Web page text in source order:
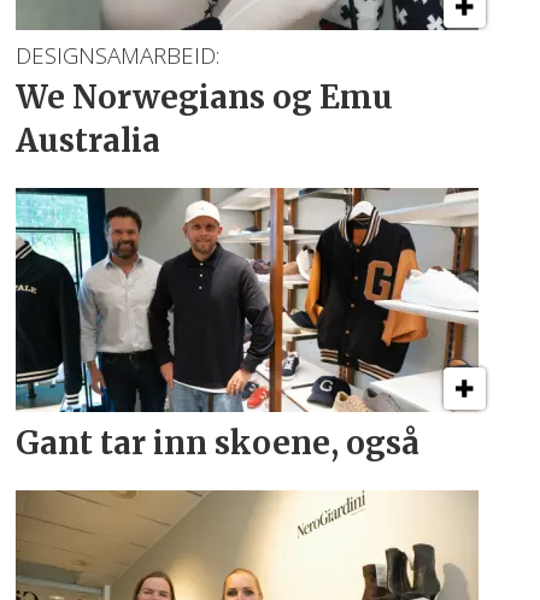
DESIGNSAMARBEID:
We Norwegians og Emu
Australia
Gant tar inn skoene, også